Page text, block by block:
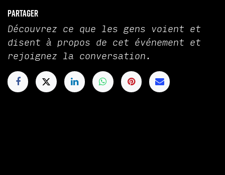
Partager
Découvrez ce que les gens voient et
disent à propos de cet événement et
rejoignez la conversation.